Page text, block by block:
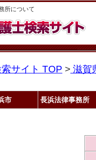
所について
サイト TOP > 滋賀
市 長浜法律事務所